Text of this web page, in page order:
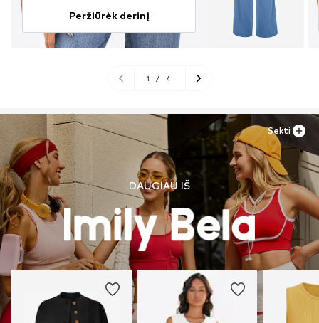
Peržiūrėk derinį
1 / 4
DAUGIAU IŠ
Sekti